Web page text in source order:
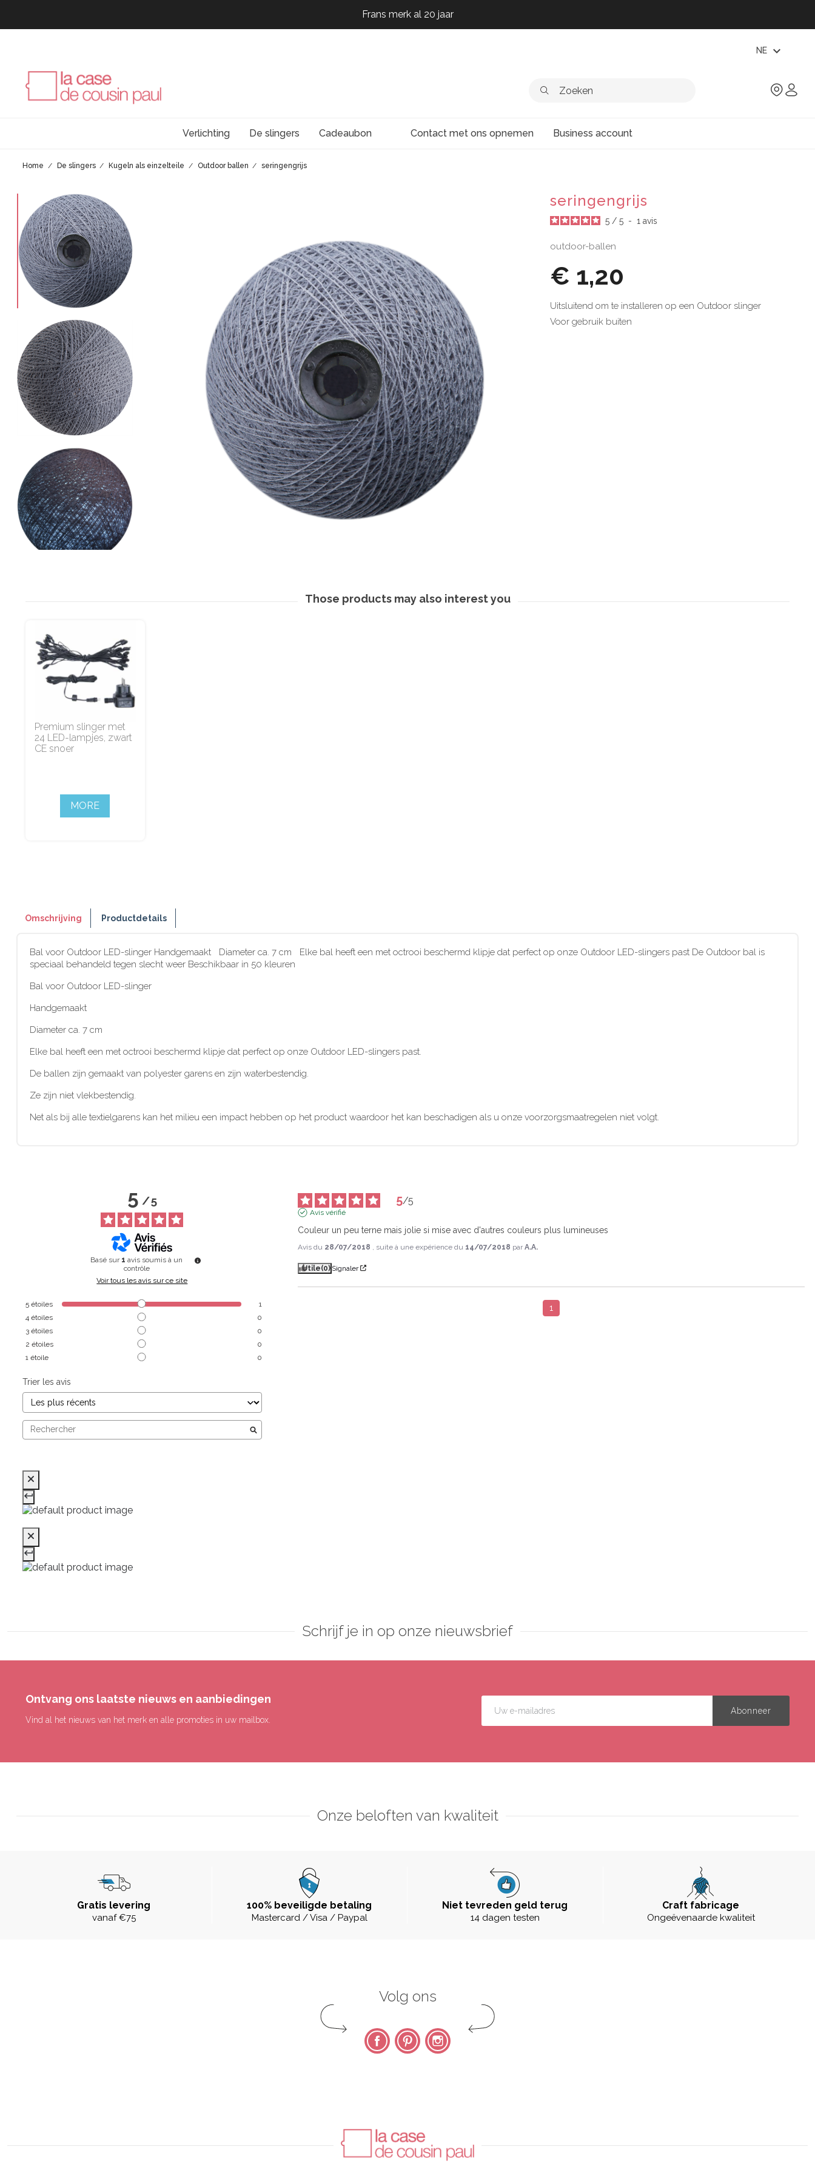
Frans merk al 20 jaar
Frans merk al 20 jaar
NE expand_more
Verlichting De slingers Cadeaubon Contact met ons opnemen Business account
Home De slingers Kugeln als einzelteile Outdoor ballen seringengrijs
seringengrijs
5 / 5 - 1 avis
outdoor-ballen
€ 1,20
Uitsluitend om te installeren op een Outdoor slinger
Voor gebruik buiten
Those products may also interest you
Premium slinger met
24 LED-lampjes, zwart
CE snoer
MORE
Omschrijving Productdetails
Bal voor Outdoor LED-slinger Handgemaakt Diameter ca. 7 cm Elke bal heeft een met octrooi beschermd klipje dat perfect op onze Outdoor LED-slingers past De Outdoor bal is
speciaal behandeld tegen slecht weer Beschikbaar in 50 kleuren
Bal voor Outdoor LED-slinger
Handgemaakt
Diameter ca. 7 cm
Elke bal heeft een met octrooi beschermd klipje dat perfect op onze Outdoor LED-slingers past.
De ballen zijn gemaakt van polyester garens en zijn waterbestendig.
Ze zijn niet vlekbestendig.
Net als bij alle textielgarens kan het milieu een impact hebben op het product waardoor het kan beschadigen als u onze voorzorgsmaatregelen niet volgt.
5/5
Basé sur 1 avis soumis à un
contrôle
Voir tous les avis sur ce site
5 étoiles
1
4 étoiles
0
3 étoiles
0
2 étoiles
0
1 étoile 0
Trier les avis
5/5
Avis vérifié
Couleur un peu terne mais jolie si mise avec d'autres couleurs plus lumineuses
Avis du 28/07/2018 , suite à une expérience du 14/07/2018 parA.A.
Utile(0) Signaler
1
Schrijf je in op onze nieuwsbrief
Ontvang ons laatste nieuws en aanbiedingen
Vind al het nieuws van het merk en alle promoties in uw mailbox.
Onze beloften van kwaliteit
Gratis levering
vanaf €75
100% beveiligde betaling
Mastercard / Visa / Paypal
Niet tevreden geld terug
14 dagen testen
Craft fabricage
Ongeëvenaarde kwaliteit
Volg ons
FacebookPinterest Instagram